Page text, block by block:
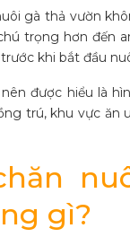
gà thả vườn
trọng hơn đến
khi bắt đầu
được hiểu là
trú, khu vực ăn
gì?